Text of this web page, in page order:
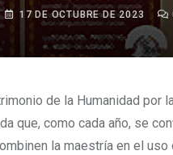
17 DE OCTUBRE DE 2023
de la Humanidad por
que, como cada año, se
la maestría en el